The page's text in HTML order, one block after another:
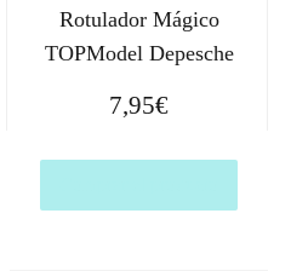
Rotulador Mágico
TOPModel Depesche
7,95€